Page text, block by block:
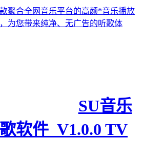
聚合全网音乐平台的高颜*音乐播放
为您带来纯净、无广告的听歌体
SU音乐
软件_V1.0.0 TV